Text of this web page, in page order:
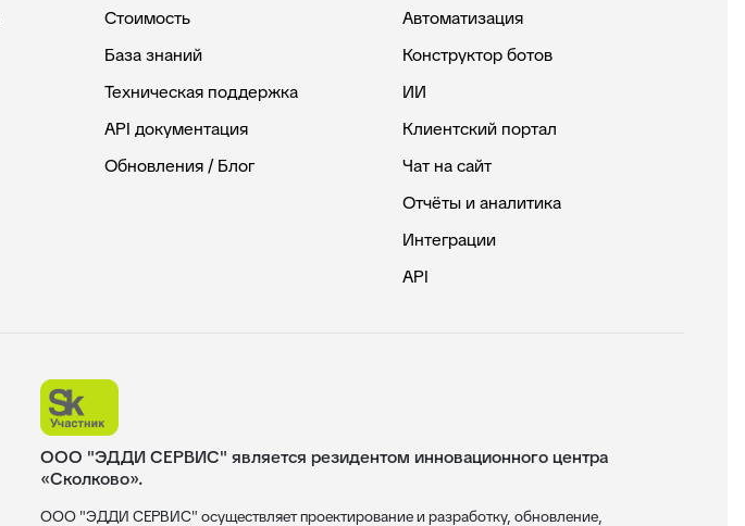
Стоимость
База знаний
Техническая поддержка
API документация
Обновления / Блог
Автоматизация
Конструктор ботов
ИИ
Клиентский портал
Чат на сайт
Отчёты и аналитика
Интеграции
API
ООО "ЭДДИ СЕРВИС" является резидентом инновационного центра
«Сколково».
ООО "ЭДДИ СЕРВИС" осуществляет проектирование и разработку, обновление,